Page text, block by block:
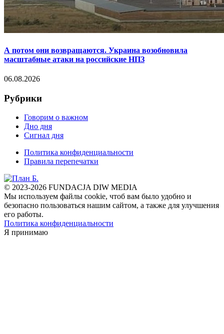
А потом они возвращаются. Украина возобновила
масштабные атаки на российские НПЗ
06.08.2026
Рубрики
Говорим о важном
Дно дня
Сигнал дня
Политика конфиденциальности
Правила перепечатки
© 2023-2026 FUNDACJA DIW MEDIA
Мы используем файлы cookie, чтоб вам было удобно и
безопасно пользоваться нашим сайтом, а также для улучшения
его работы.
Политика конфиденциальности
Я принимаю